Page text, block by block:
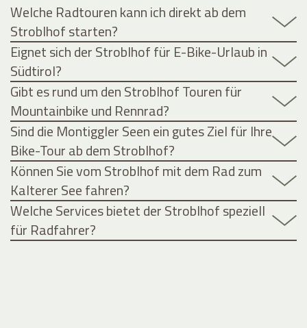
Welche Radtouren kann ich direkt ab dem
Stroblhof starten?
Eignet sich der Stroblhof für E-Bike-Urlaub in
Südtirol?
Gibt es rund um den Stroblhof Touren für
Mountainbike und Rennrad?
Sind die Montiggler Seen ein gutes Ziel für Ihre
Bike-Tour ab dem Stroblhof?
Können Sie vom Stroblhof mit dem Rad zum
Kalterer See fahren?
Welche Services bietet der Stroblhof speziell
für Radfahrer?